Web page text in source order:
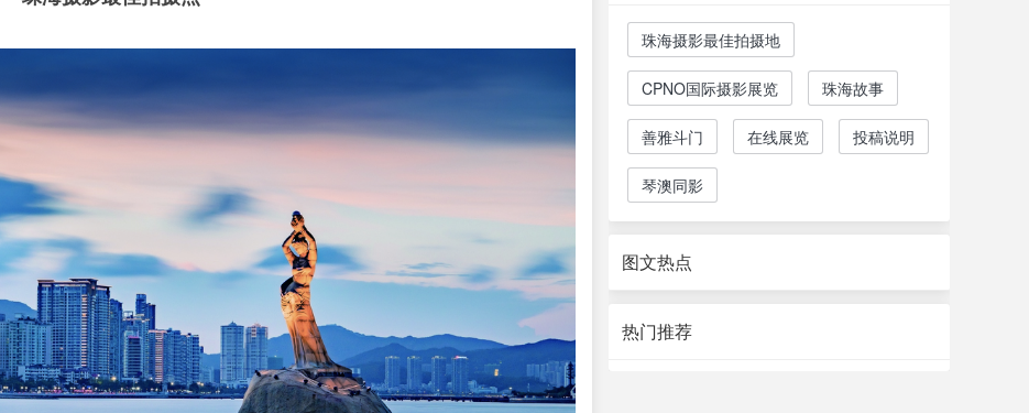
珠海摄影最佳拍摄地
CPNO国际摄影展览 珠海故事
善雅斗门 在线展览 投稿说明
琴澳同影
图文热点
热门推荐